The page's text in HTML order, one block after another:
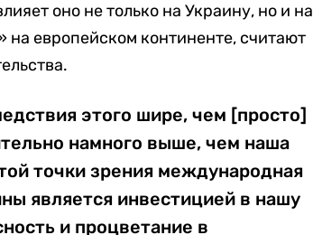
оно не только на Украину, но и на
на европейском континенте, считают
этого шире, чем [просто]
намного выше, чем наша
точки зрения международная
является инвестицией в нашу
и процветание в